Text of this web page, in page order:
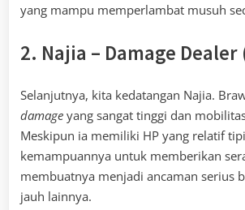
yang mampu memperlambat musuh
2. Najia – Damage
Selanjutnya, kita kedatangan Najia.
damage yang sangat tinggi dan
Meskipun ia memiliki HP yang relatif
kemampuannya untuk memberikan
membuatnya menjadi ancaman serius
jauh lainnya.